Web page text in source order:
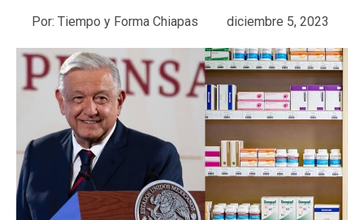
Por: Tiempo y Forma Chiapas diciembre 5, 2023